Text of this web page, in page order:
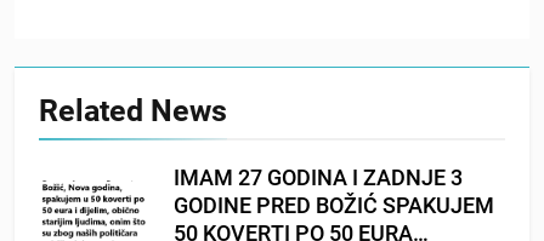
Related News
IMAM 27 GODINA I ZADNJE 3
GODINE PRED BOŽIĆ SPAKUJEM
50 KOVERTI PO 50 EURA…